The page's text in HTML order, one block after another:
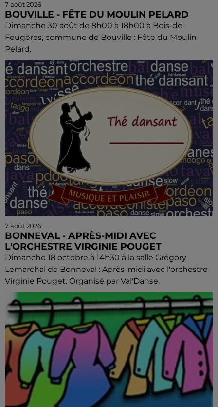
7 août 2026
BOUVILLE - FÊTE DU MOULIN PELARD
Dimanche 30 août de 8h00 à 18h00 à Bois-de-
Feugères, commune de Bouville : Fête du Moulin
Pelard.
7 août 2026
BONNEVAL - APRÈS-MIDI AVEC
L'ORCHESTRE VIRGINIE POUGET
Dimanche 18 octobre à 14h30 à la salle Grégory
Lemarchal de Bonneval : Après-midi avec l'orchestre
Virginie Pouget. Organisé par Val'Danse.